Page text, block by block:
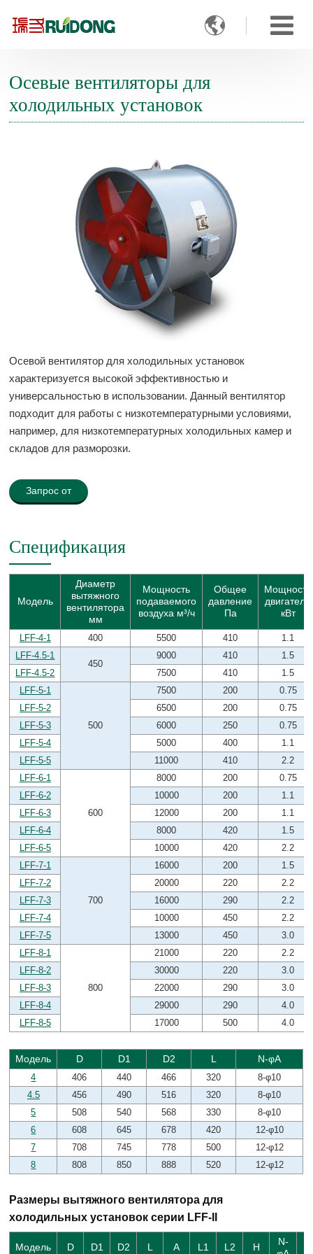

Осевые вентиляторы для
холодильных установок
Осевой вентилятор для холодильных установок
характеризуется высокой эффективностью и
универсальностью в использовании. Данный вентилятор
подходит для работы с низкотемпературными условиями,
например, для низкотемпературных холодильных камер и
складов для разморозки.
Запрос от
Спецификация
Модель
Диаметр
вытяжного
вентилятора
мм
Мощность
подаваемого
воздуха м³/ч
Общее
давление
Па
Мощность
двигателя
кВт
LFF-4-1 400 5500 410
1.1
LFF-4.5-1
450
9000 410
1.5
LFF-4.5-2
7500 410
1.5
LFF-5-1
500
7500 200
0.75
LFF-5-2
6500 200
0.75
LFF-5-3
6000 250
0.75
LFF-5-4
5000 400
1.1
LFF-5-5
11000 410
2.2
LFF-6-1
600
8000 200
0.75
LFF-6-2
10000 200
1.1
LFF-6-3
12000 200
1.1
LFF-6-4
8000 420
1.5
LFF-6-5
10000 420
2.2
LFF-7-1
700
16000 200
1.5
LFF-7-2
20000 220
2.2
LFF-7-3
16000 290
2.2
LFF-7-4
10000 450
2.2
LFF-7-5
13000 450
3.0
LFF-8-1
800
21000 220
2.2
LFF-8-2
30000 220
3.0
LFF-8-3
22000 290
3.0
LFF-8-4
29000 290
4.0
LFF-8-5
17000 500 4.0
Модель D D1 D2 L N-φA
4 406 440 466 320
8-φ10
4.5
456 490 516 320
8-φ10
5
508 540 568 330
8-φ10
6
608 645 678 420
12-φ10
7
708 745 778 500
12-φ12
8
808 850 888 520 12-φ12
Размеры вытяжного вентилятора для
холодильных установок серии LFF-II
Модель D D1 D2 L A L1 L2 H
N-